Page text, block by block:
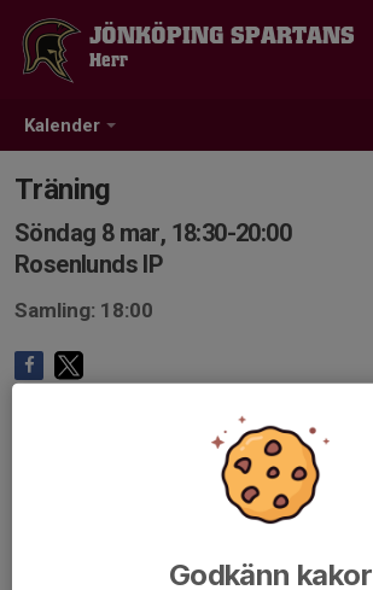
Kalender
JÖNKÖPING SPARTANS
Herr
Träning
Söndag 8 mar, 18:30-20:00
Rosenlunds IP
Samling: 18:00
Godkänn kakor